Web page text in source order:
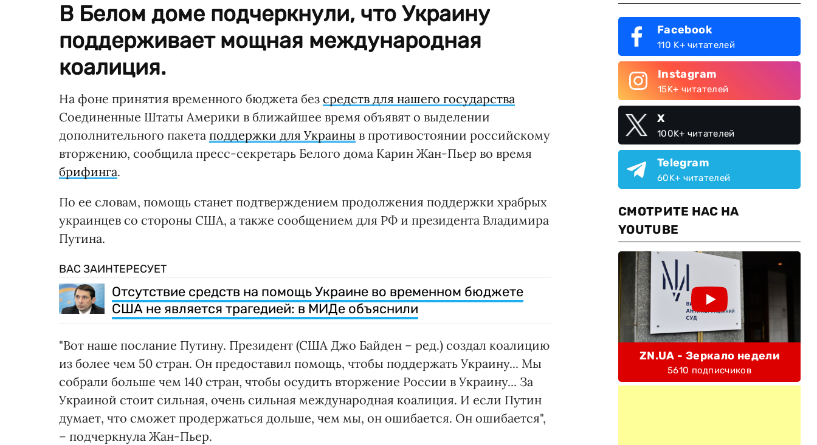
В Белом доме подчеркнули, что Украину
поддерживает мощная международная
коалиция.
На фоне принятия временного бюджета без средств для нашего государства
Соединенные Штаты Америки в ближайшее время объявят о выделении
дополнительного пакета поддержки для Украины в противостоянии российскому
вторжению, сообщила пресс-секретарь Белого дома Карин Жан-Пьер во время
брифинга.
По ее словам, помощь станет подтверждением продолжения поддержки храбрых
украинцев со стороны США, а также сообщением для РФ и президента Владимира
Путина.
ВАС ЗАИНТЕРЕСУЕТ
Отсутствие средств на помощь Украине во временном бюджете
США не является трагедией: в МИДе объяснили
"Вот наше послание Путину. Президент (США Джо Байден – ред.) создал коалицию
из более чем 50 стран. Он предоставил помощь, чтобы поддержать Украину... Мы
собрали больше чем 140 стран, чтобы осудить вторжение России в Украину... За
Украиной стоит сильная, очень сильная международная коалиция. И если Путин
думает, что сможет продержаться дольше, чем мы, он ошибается. Он ошибается",
– подчеркнула Жан-Пьер.
Facebook
110 K+ читателей
Instagram
15K+ читателей
X
100K+ читателей
Telegram
60K+ читателей
СМОТРИТЕ НАС НА
YOUTUBE
ZN.UA - Зеркало недели
5610 подписчиков